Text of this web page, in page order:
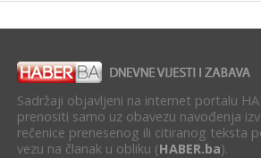
Sadržaji objavljeni na internet portalu
prenositi samo uz obavezu navođenja
rečenice prenesenog ili citiranog teksta
vezu na članak u obliku (HABER.ba).